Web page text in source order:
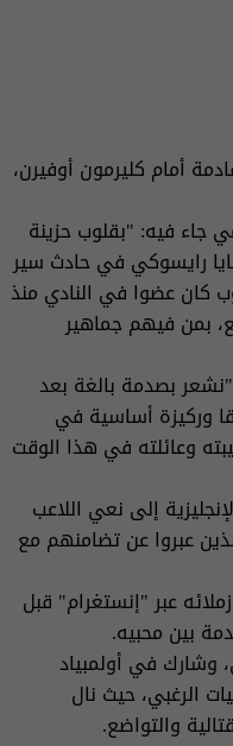
أمام كليرمون أوفيرن،
جاء فيه: "بقلوب حزينة
رايسوكي في حادث سير
كان عضوا في النادي منذ
بمن فيهم جماهير
بصدمة بالغة بعد
وركيزة أساسية في
وعائلته في هذا الوقت
إلى نعي اللاعب
عبروا عن تضامنهم مع
عبر "إنستغرام" قبل
بين محبيه.
وشارك في أولمبياد
الرغبي، حيث نال
والتواضع.